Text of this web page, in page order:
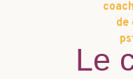
Le